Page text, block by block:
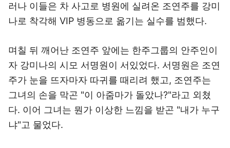
러나 이들은 차 사고로 병원에 실려온 조연주를 강미
나로 착각해 VIP 병동으로 옮기는 실수를 범했다.
며칠 뒤 깨어난 조연주 앞에는 한주그룹의 안주인이
자 강미나의 시모 서명원이 서있었다. 서명원은 조연
주가 눈을 뜨자마자 따귀를 때리려 했고, 조연주는
그녀의 손을 막곤 "이 아줌마가 돌았나?"라고 외쳤
다. 이어 그녀는 뭔가 이상한 느낌을 받곤 "내가 누구
냐"고 물었다.